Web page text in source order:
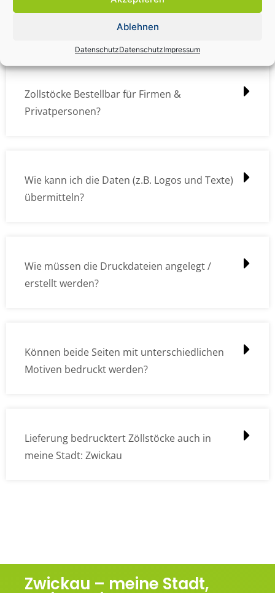
Ablehnen
DatenschutzDatenschutzImpressum
Zollstock Druckdatencheck / Profidatencheck
Zollstöcke Bestellbar für Firmen &
Privatpersonen?
Wie kann ich die Daten (z.B. Logos und Texte)
übermitteln?
Wie müssen die Druckdateien angelegt /
erstellt werden?
Können beide Seiten mit unterschiedlichen
Motiven bedruckt werden?
Lieferung bedrucktert Zöllstöcke auch in
meine Stadt: Zwickau
Zwickau – meine Stadt,